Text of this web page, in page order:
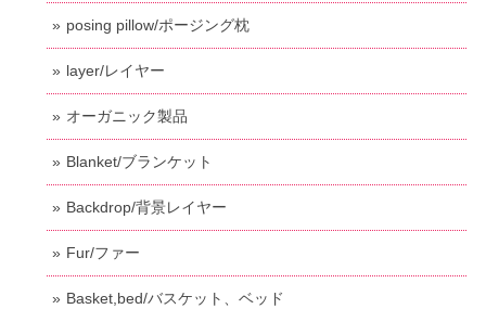
posing pillow/ポージング枕
layer/レイヤー
オーガニック製品
Blanket/ブランケット
Backdrop/背景レイヤー
Fur/ファー
Basket,bed/バスケット、ベッド